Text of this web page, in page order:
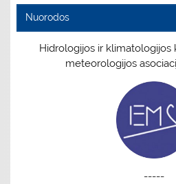
Nuorodos
Hidrologijos ir klimatologijos
meteorologijos
-----